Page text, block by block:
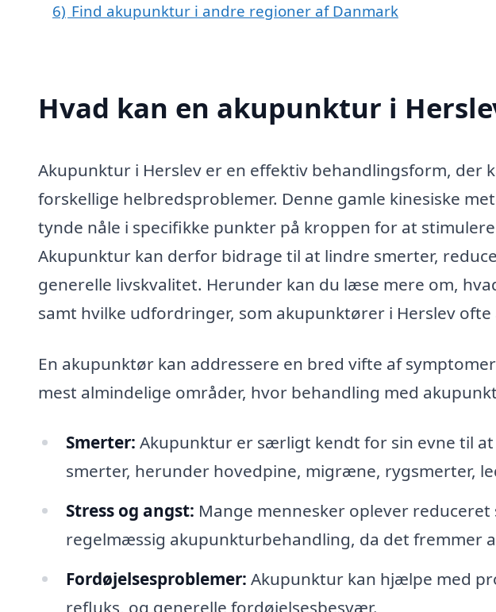
6) Find akupunktur i andre regioner af Danmark
Hvad kan en akupunktur i
Akupunktur i Herslev er en effektiv behandlingsform, der
forskellige helbredsproblemer. Denne gamle kinesiske
tynde nåle i specifikke punkter på kroppen for at
Akupunktur kan derfor bidrage til at lindre smerter,
generelle livskvalitet. Herunder kan du læse mere om,
samt hvilke udfordringer, som akupunktører i Herslev ofte
En akupunktør kan addressere en bred vifte af
mest almindelige områder, hvor behandling med
Smerter: Akupunktur er særligt kendt for sin evne til
smerter, herunder hovedpine, migræne, rygsmerter,
Stress og angst: Mange mennesker oplever
regelmæssig akupunkturbehandling, da det fremmer
Fordøjelsesproblemer: Akupunktur kan hjælpe med
refluks, og generelle fordøjelsesbesvær.